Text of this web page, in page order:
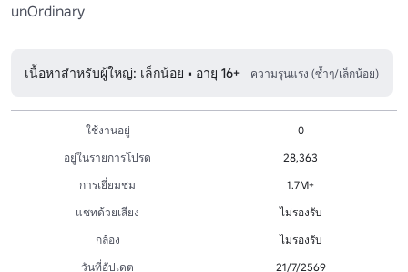
unOrdinary
เนื้อหาสำหรับผู้ใหญ่: เล็กน้อย • อายุ 16+ ความรุนแรง (ซ้ำๆ/เล็กน้อย)
ใช้งานอยู่
0
อยู่ในรายการโปรด
28,363
การเยี่ยมชม
1.7M+
แชทด้วยเสียง
ไม่รองรับ
กล้อง
ไม่รองรับ
วันที่อัปเดต
21/7/2569